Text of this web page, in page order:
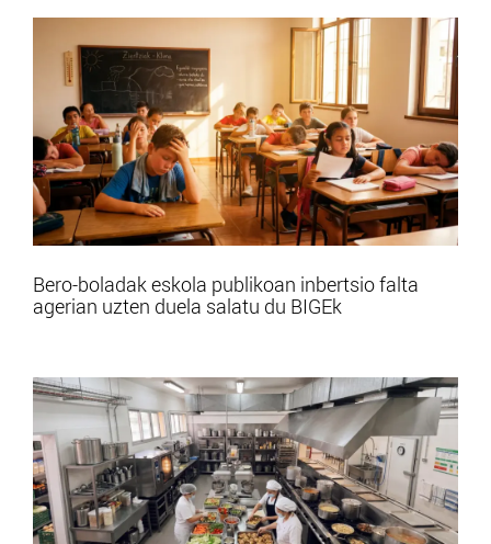
Bero-boladak eskola publikoan inbertsio falta
agerian uzten duela salatu du BIGEk